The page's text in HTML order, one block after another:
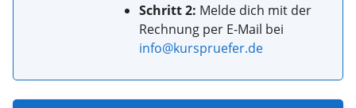
Schritt 2: Melde dich mit der
Rechnung per E-Mail bei
info@kurspruefer.de